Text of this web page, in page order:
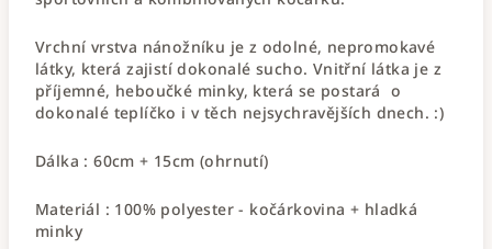
Vrchní vrstva nánožníku je z odolné, nepromokavé
látky, která zajistí dokonalé sucho. Vnitřní látka je z
příjemné, heboučké minky, která se postará o
dokonalé teplíčko i v těch nejsychravějších dnech. :)
Dálka : 60cm + 15cm (ohrnutí)
Materiál : 100% polyester - kočárkovina + hladká
minky